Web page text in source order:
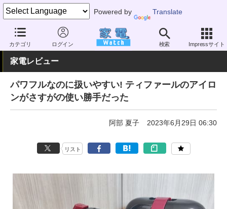
Powered by Translate
カテゴリ ログイン 検索 Impressサイト
家電 Watch 生活家電 家事家電 アイロン
家電レビュー
パワフルなのに扱いやすい! ティファールのアイロ
ンがさすがの使い勝手だった
阿部 夏子 2023年6月29日 06:30
リスト